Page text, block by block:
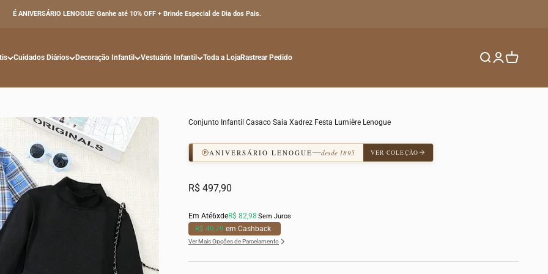
É ANIVERSÁRIO LENOGUE! Ganhe até 10% OFF + Brinde Especial de Dia dos Pais.
Cuidados Diários Decoração Infantil Vestuário Infantil Toda a LojaRastrear Pedido
BuscarEntrarCarrinho
Conjunto Infantil Casaco Saia Xadrez Festa Lumière Lenogue
ANIVERSÁRIO LENOGUE desde 1895 VER COLEÇÃO
Preço promocional
R$ 497,90
Em Até6xdeR$ 82,98 Sem Juros
R$ 49,79 em Cashback
Ver Mais Opções de Parcelamento